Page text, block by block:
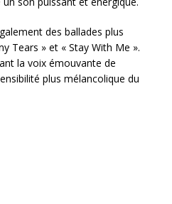
des ballades plus
Tears » et « Stay With Me ».
la voix émouvante de
plus mélancolique du